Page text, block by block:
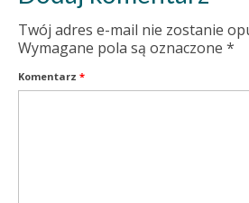
Twój adres e-mail nie zostanie
Wymagane pola są oznaczone *
Komentarz *